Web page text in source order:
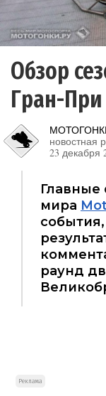
Обзор
Гран-
новостная
23 декабря
Главные
мира
раунд
Реклама